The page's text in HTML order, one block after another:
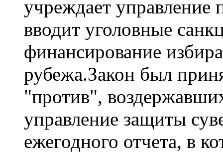
учреждает управление
вводит уголовные
финансирование
рубежа.Закон был
"против",
управление защиты
ежегодного отчета, в